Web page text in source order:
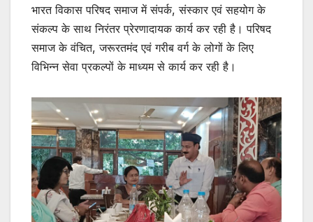
भारत विकास परिषद समाज में संपर्क, संस्कार एवं सहयोग के
संकल्प के साथ निरंतर प्रेरणादायक कार्य कर रही है। परिषद
समाज के वंचित, जरूरतमंद एवं गरीब वर्ग के लोगों के लिए
विभिन्न सेवा प्रकल्पों के माध्यम से कार्य कर रही है।